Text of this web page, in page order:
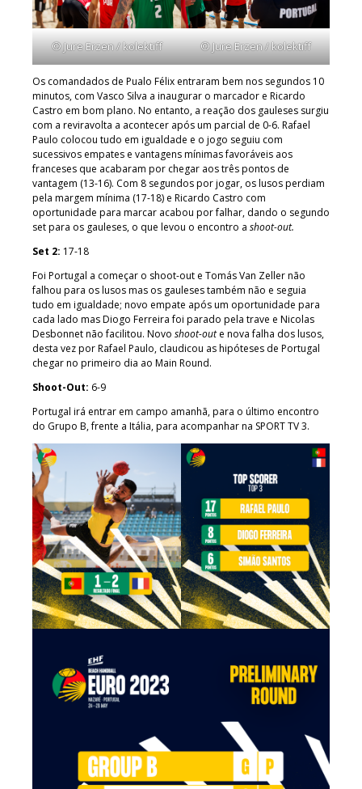
© Jure Erzen / kolektiff © Jure Erzen / kolektiff
Os comandados de Pualo Félix entraram bem nos segundos 10
minutos, com Vasco Silva a inaugurar o marcador e Ricardo
Castro em bom plano. No entanto, a reação dos gauleses surgiu
com a reviravolta a acontecer após um parcial de 0-6. Rafael
Paulo colocou tudo em igualdade e o jogo seguiu com
sucessivos empates e vantagens mínimas favoráveis aos
franceses que acabaram por chegar aos três pontos de
vantagem (13-16). Com 8 segundos por jogar, os lusos perdiam
pela margem mínima (17-18) e Ricardo Castro com
oportunidade para marcar acabou por falhar, dando o segundo
set para os gauleses, o que levou o encontro a shoot-out.
Set 2: 17-18
Foi Portugal a começar o shoot-out e Tomás Van Zeller não
falhou para os lusos mas os gauleses também não e seguia
tudo em igualdade; novo empate após um oportunidade para
cada lado mas Diogo Ferreira foi parado pela trave e Nicolas
Desbonnet não facilitou. Novo shoot-oute nova falha dos lusos,
desta vez por Rafael Paulo, claudicou as hipóteses de Portugal
chegar no primeiro dia ao Main Round.
Shoot-Out: 6-9
Portugal irá entrar em campo amanhã, para o último encontro
do Grupo B, frente a Itália, para acompanhar na SPORT TV 3.